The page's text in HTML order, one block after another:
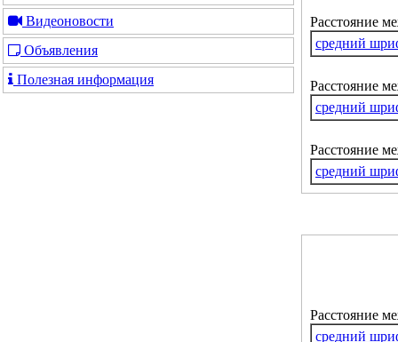
Видеоновости
Объявления
Полезная информация
Расстояние
средний
Расстояние
средний
Расстояние
средний
Расстояние
средний